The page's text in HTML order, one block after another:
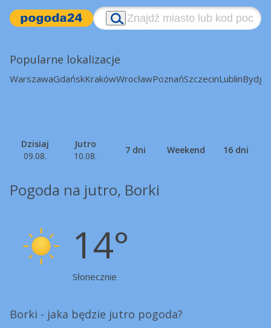
Popularne lokalizacje
WarszawaGdańskKrakówWrocławPoznańSzczecinLublin
Dzisiaj
09.08.
Jutro
10.08.
7 dni Weekend 16 dni
Pogoda na jutro, Borki
14°
Słonecznie
Borki - jaka będzie jutro pogoda?